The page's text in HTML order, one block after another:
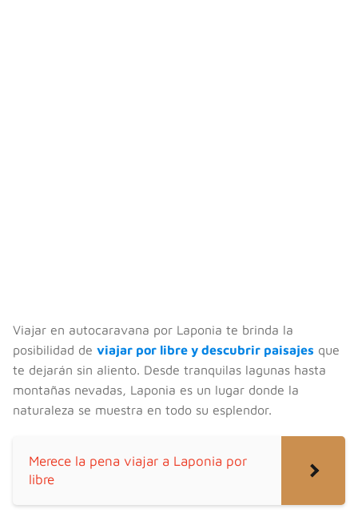
Viajar en autocaravana por Laponia te brinda la
posibilidad de viajar por libre y descubrir paisajes que
te dejarán sin aliento. Desde tranquilas lagunas hasta
montañas nevadas, Laponia es un lugar donde la
naturaleza se muestra en todo su esplendor.
Merece la pena viajar a Laponia por
libre